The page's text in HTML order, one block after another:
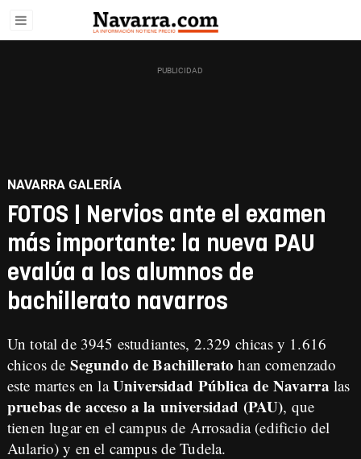
NAVARRA GALERÍA
FOTOS | Nervios ante el examen
más importante: la nueva PAU
evalúa a los alumnos de
bachillerato navarros
Un total de 3945 estudiantes, 2.329 chicas y 1.616
chicos de Segundo de Bachillerato han comenzado
este martes en laUniversidad Pública de Navarra las
pruebas de acceso a la universidad (PAU), que
tienen lugar en el campus de Arrosadia (edificio del
Aulario) y en el campus de Tudela.